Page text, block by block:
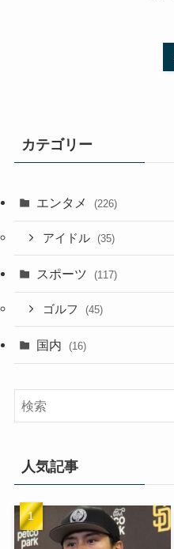
カテゴリー
エンタメ (226)
アイドル (35)
スポーツ (117)
ゴルフ (45)
国内 (16)
人気記事